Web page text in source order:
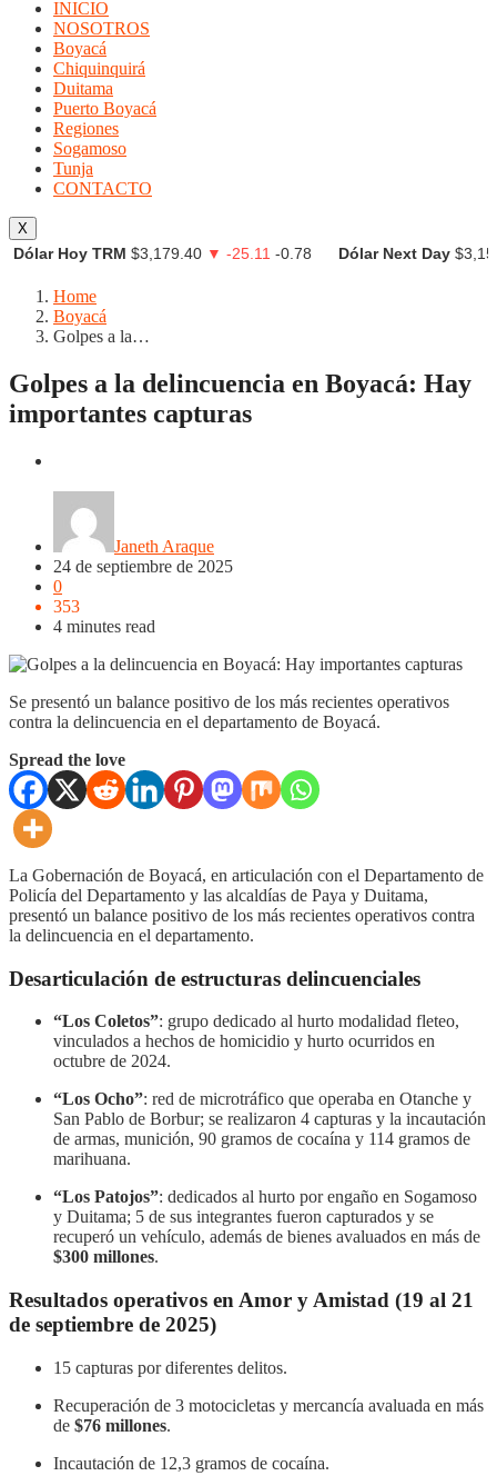
INICIO
NOSOTROS
Boyacá
Chiquinquirá
Duitama
Puerto Boyacá
Regiones
Sogamoso
Tunja
CONTACTO
X
Dólar Hoy TRM $3,179.40 ▼ -25.11 -0.78 Dólar Next Day
Home
Boyacá
Golpes a la…
Golpes a la delincuencia en Boyacá: Hay
importantes capturas
Janeth Araque
24 de septiembre de 2025
0
353
4 minutes read
Se presentó un balance positivo de los más recientes operativos
contra la delincuencia en el departamento de Boyacá.
Spread the love
La Gobernación de Boyacá, en articulación con el Departamento de
Policía del Departamento y las alcaldías de Paya y Duitama,
presentó un balance positivo de los más recientes operativos contra
la delincuencia en el departamento.
Desarticulación de estructuras delincuenciales
“Los Coletos”: grupo dedicado al hurto modalidad fleteo,
vinculados a hechos de homicidio y hurto ocurridos en
octubre de 2024.
“Los Ocho”: red de microtráfico que operaba en Otanche y
San Pablo de Borbur; se realizaron 4 capturas y la incautación
de armas, munición, 90 gramos de cocaína y 114 gramos de
marihuana.
“Los Patojos”: dedicados al hurto por engaño en Sogamoso
y Duitama; 5 de sus integrantes fueron capturados y se
recuperó un vehículo, además de bienes avaluados en más de
$300 millones.
Resultados operativos en Amor y Amistad (19 al 21
de septiembre de 2025)
15 capturas por diferentes delitos.
Recuperación de 3 motocicletas y mercancía avaluada en más
de $76 millones.
Incautación de 12,3 gramos de cocaína.